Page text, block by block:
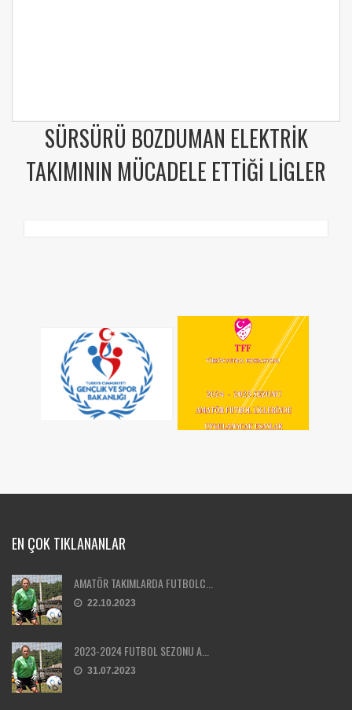
SÜRSÜRÜ BOZDUMAN ELEKTRIK
TAKIMININ MÜCADELE ETTIĞI LIGLER
EN ÇOK TIKLANANLAR
AMATÖR TAKIMLARDA FUTBOLC...
22.10.2023
2023-2024 FUTBOL SEZONU A...
31.07.2023